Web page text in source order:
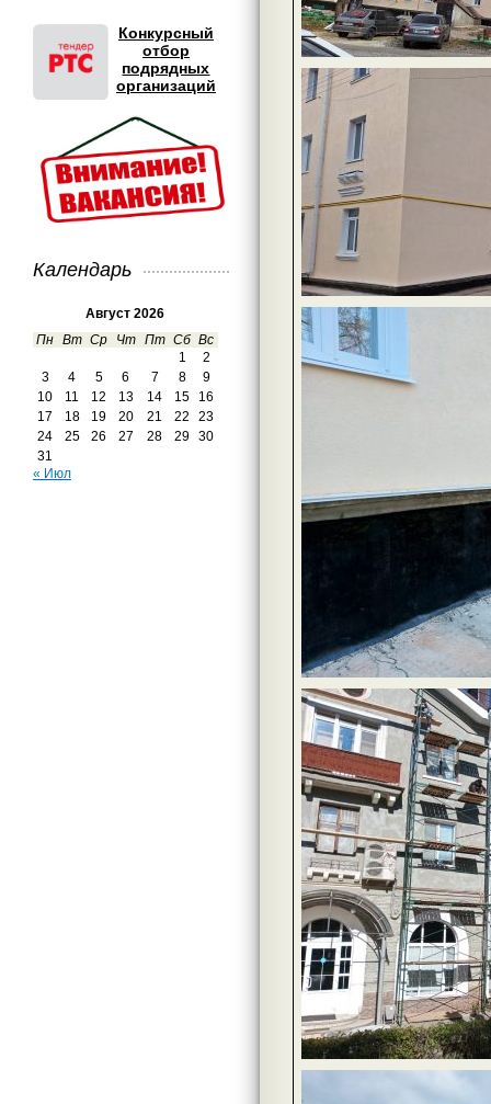
Конкурсный
отбор
подрядных
организаций
Календарь
Август 2026
Пн Вт Ср Чт Пт Сб Вс
1
2
3
4 5 6 7 8
9
10
11 12 13 14 15
16
17
18 19 20 21 22
23
24
25 26 27 28 29
30
31
« Июл